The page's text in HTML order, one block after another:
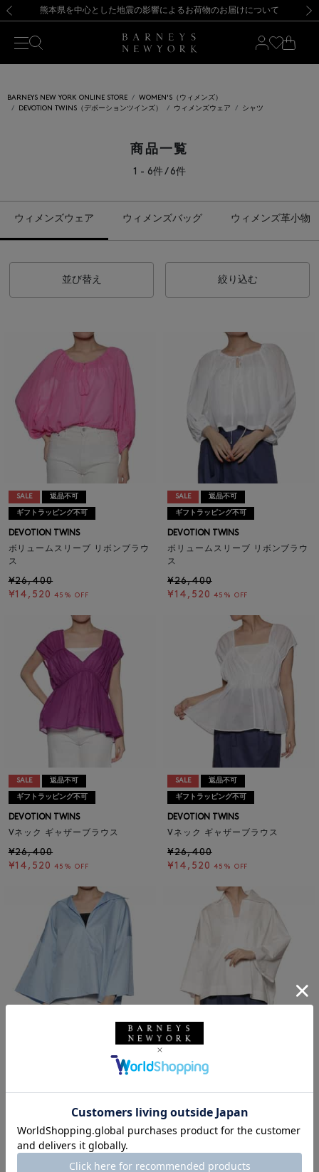
新規登録のお客様も対象！＜MY BARNEYS＞会員のお客様は11,000円（税込）以上のお買上げで常時送料無料！お買い物の際は会員登録を！
【夏季休業に伴う返品・交換承り一時停止のお知らせ】（2026.8.5）
熊本県を中心とした地震の影響によるお荷物のお届けについて
【開催中】SUMMER SALEのご案内・ご注意事項 新規登録のお客様も対象！＜MY BARNEYS＞会員のお客様は11,000円（税込）以上のお買上げで常時送料無料！お買い物の際は会員登録を！
【夏季休業に伴う返品・交換承り一時停止のお知らせ】（2026.8.5）
BARNEYS NEW YORK ONLINE STORE
WOMEN'S（ウィメンズ）
DEVOTION TWINS（デボーションツインズ）
ウィメンズウェア シャツ
商品一覧
1 - 6件 / 6件
ウィメンズウェア ウィメンズバッグ ウィメンズ革小物
並び替え 絞り込む
SALE 返品不可
ギフトラッピング不可
DEVOTION TWINS
ボリュームスリーブ リボンブラウ
ス
¥26,400
¥14,520 45% OFF
SALE 返品不可
ギフトラッピング不可
DEVOTION TWINS
ボリュームスリーブ リボンブラウ
ス
¥26,400
¥14,520 45% OFF
SALE 返品不可
ギフトラッピング不可
DEVOTION TWINS
Vネック ギャザーブラウス
¥26,400
¥14,520 45% OFF
SALE 返品不可
ギフトラッピング不可
DEVOTION TWINS
Vネック ギャザーブラウス
¥26,400
¥14,520 45% OFF
¥16,940
45% OFF
ギフトラッピング不可
¥16,940